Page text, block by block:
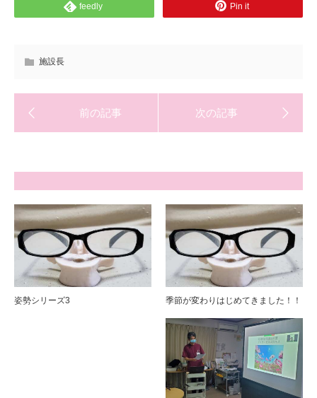
feedly Pin it
施設長
姿勢シリーズ3 季節が変わりはじめてきました！！